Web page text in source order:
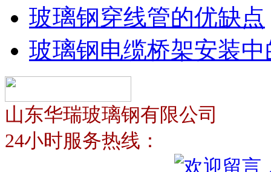
玻璃钢穿线管的优缺点
玻璃钢电缆桥架安装
山东华瑞玻璃钢有限公司
24小时服务热线：